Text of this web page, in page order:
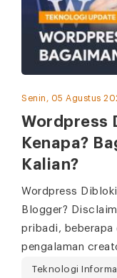
Senin, 05 Agustus
Wordpress
Kenapa?
Kalian?
Wordpress
Blogger?
pribadi, beberapa
pengalaman
Teknologi